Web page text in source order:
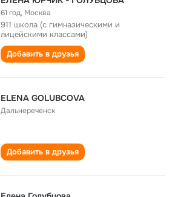
61 год, Москва
911 школа (с гимназическими и
лицейскими классами)
Добавить в друзья
ELENA GOLUBCOVA
Дальнереченск
Добавить в друзья